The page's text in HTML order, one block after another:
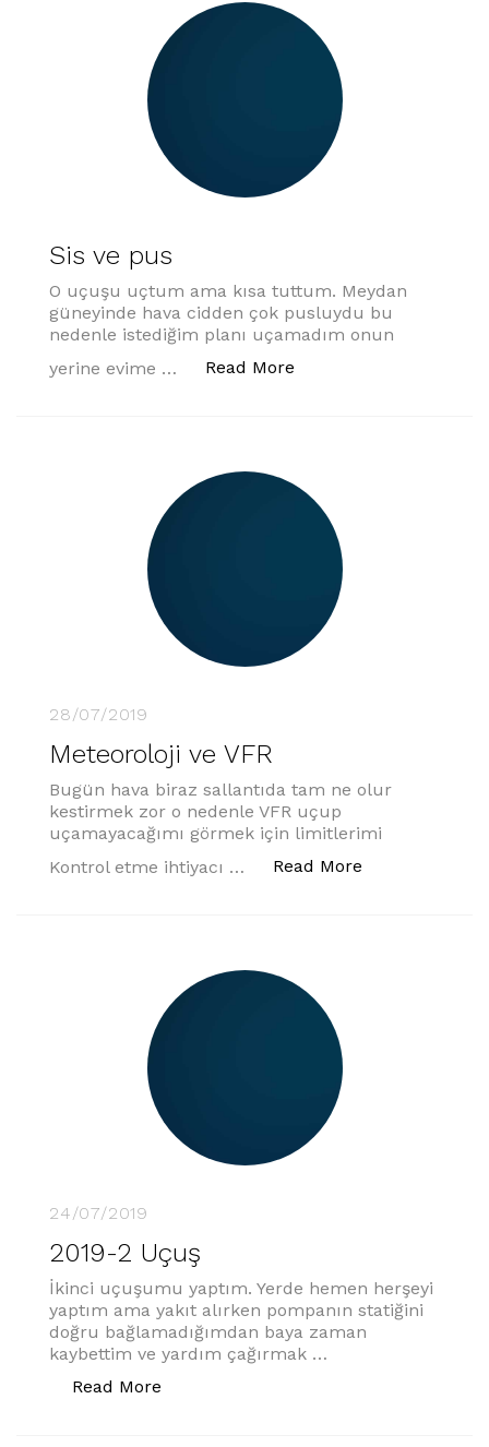
Sis ve pus
O uçuşu uçtum ama kısa tuttum. Meydan
güneyinde hava cidden çok pusluydu bu
nedenle istediğim planı uçamadım onun
yerine evime …
Read More
28/07/2019
Meteoroloji ve VFR
Bugün hava biraz sallantıda tam ne olur
kestirmek zor o nedenle VFR uçup
uçamayacağımı görmek için limitlerimi
Kontrol etme ihtiyacı …
Read More
24/07/2019
2019-2 Uçuş
İkinci uçuşumu yaptım. Yerde hemen herşeyi
yaptım ama yakıt alırken pompanın statiğini
doğru bağlamadığımdan baya zaman
kaybettim ve yardım çağırmak …
Read More